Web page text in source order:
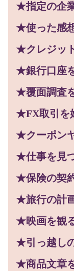
★指定の企
★使った感
★クレジッ
★銀行口座
★覆面調査
★FX取引を
★クーポン
★仕事を見
★保険の契
★旅行の計
★映画を観
★引っ越し
★商品文章